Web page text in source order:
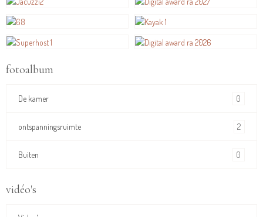
fotoalbum
De kamer 0
ontspanningsruimte 2
Buiten 0
vidéo's